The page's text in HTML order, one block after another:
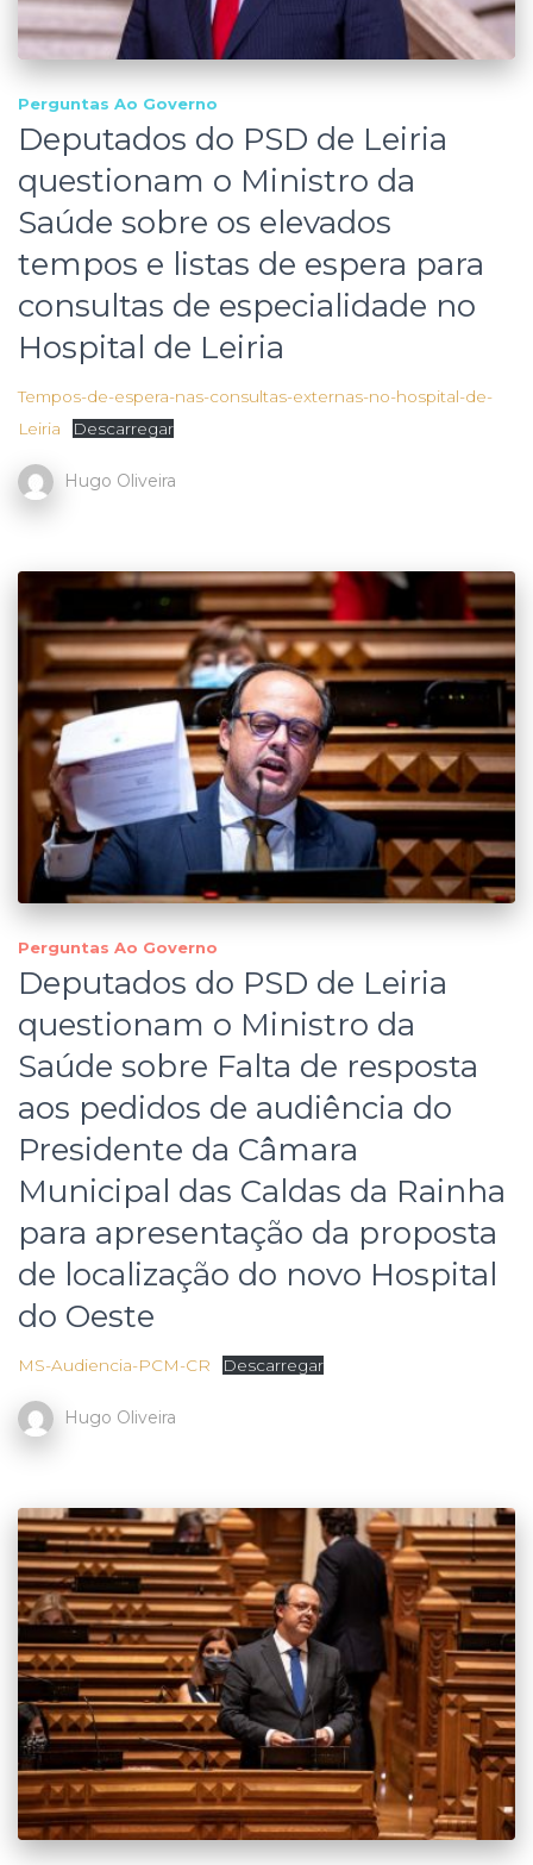
Perguntas Ao Governo
Deputados do PSD de Leiria
questionam o Ministro da
Saúde sobre os elevados
tempos e listas de espera para
consultas de especialidade no
Hospital de Leiria
Tempos-de-espera-nas-consultas-externas-no-hospital-de-
Leiria
Descarregar
Hugo Oliveira
Perguntas Ao Governo
Deputados do PSD de Leiria
questionam o Ministro da
Saúde sobre Falta de resposta
aos pedidos de audiência do
Presidente da Câmara
Municipal das Caldas da Rainha
para apresentação da proposta
de localização do novo Hospital
do Oeste
MS-Audiencia-PCM-CR Descarregar
Hugo Oliveira